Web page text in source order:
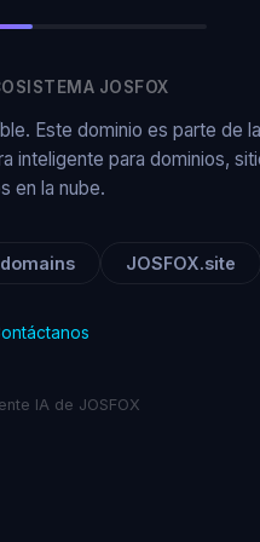
JOSFOX
Este dominio es parte de la
inteligente para dominios,
en la nube.
JOSFOX.site
IA de JOSFOX